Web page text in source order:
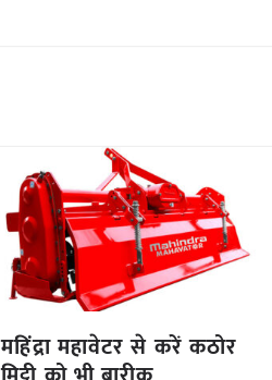
महिंद्रा महावेटर से करें कठोर